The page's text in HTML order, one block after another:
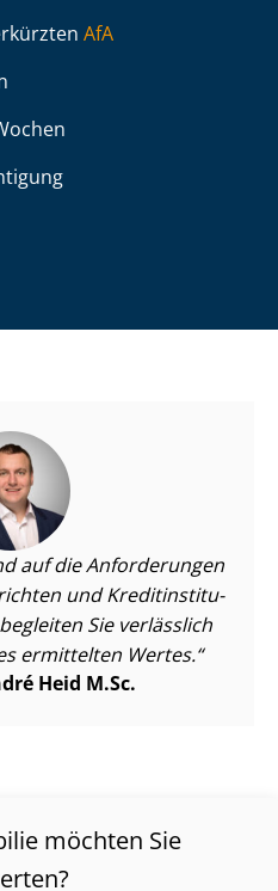
AfA
auf die Anforderungen
und Kre­dit­in­sti­tu­
Sie verlässlich
ermittelten Wertes.
Heid M.Sc.
möchten Sie